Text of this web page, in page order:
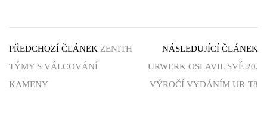
PŘEDCHOZÍ ČLÁNEK ZENITH
TÝMY S VÁLCOVÁNÍ
KAMENY
NÁSLEDUJÍCÍ ČLÁNEK
URWERK OSLAVIL SVÉ 20.
VÝROČÍ VYDÁNÍM UR-T8